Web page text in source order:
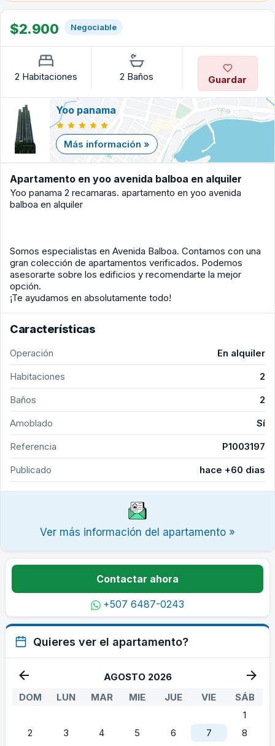
$2.900 Negociable
2 Habitaciones 2 Baños Guardar
Yoo panama
Más información »
Apartamento en yoo avenida balboa en alquiler
Yoo panama 2 recamaras. apartamento en yoo avenida
balboa en alquiler
Somos especialistas en Avenida Balboa. Contamos con una
gran colección de apartamentos verificados. Podemos
asesorarte sobre los edificios y recomendarte la mejor
opción.
¡Te ayudamos en absolutamente todo!
Características
Operación
En alquiler
Habitaciones
2
Baños
2
Amoblado
Sí
Referencia
P1003197
Publicado
hace +60 dias
Ver más información del apartamento »
Contactar ahora
+507 6487-0243
Quieres ver el apartamento?
AGOSTO 2026
DOM
LUN MAR MIE JUE VIE
SÁB
1
2
3 4 5 6 7
8